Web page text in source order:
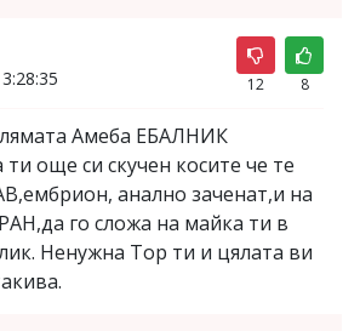
12 8
Амеба ЕБАЛНИК
още си скучен косите че те
анално заченат,и на
го сложа на майка ти в
Ненужна Тор ти и цялата ви